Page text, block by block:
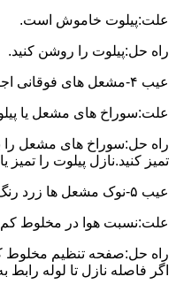
علت:پیلوت خاموش است.
راه حل:پیلوت را روشن کنید.
عیب ۴-مشعل های فوقانی اجاق روشن نمی شود
علت:سوراخ های مشعل یا
راه حل:سوراخ های مشعل را
تمیز کنید.نازل پیلوت را تمیز
عیب ۵-نوک مشعل ها زرد رنگ می سوزد.
علت:نسبت هوا در مخلوط
راه حل:صفحه تنظیم مخلوط
اگر فاصله نازل تا لوله رابط